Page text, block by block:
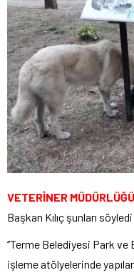
VETERİNER
Başkan Kılıç şunları
“Terme Belediyesi Park ve
işleme atölyelerinde